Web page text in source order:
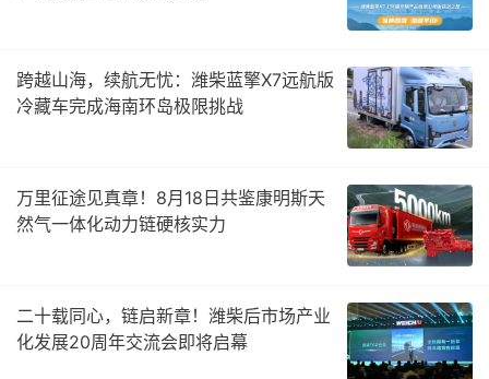
跨越山海，续航无忧：潍柴蓝擎X7远航版
冷藏车完成海南环岛极限挑战
万里征途见真章！8月18日共鉴康明斯天
然气一体化动力链硬核实力
二十载同心，链启新章！潍柴后市场产业
化发展20周年交流会即将启幕